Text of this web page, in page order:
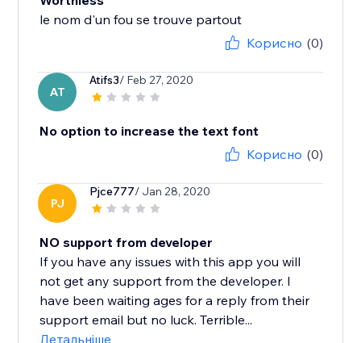
le nom d'un fou se trouve partout
Корисно (0)
AT
Atifs3/ Feb 27, 2020
No option to increase the text font
Корисно (0)
PJ
Pjce777/ Jan 28, 2020
NO support from developer
If you have any issues with this app you will
not get any support from the developer. I
have been waiting ages for a reply from their
support email but no luck. Terrible...
Детальніше